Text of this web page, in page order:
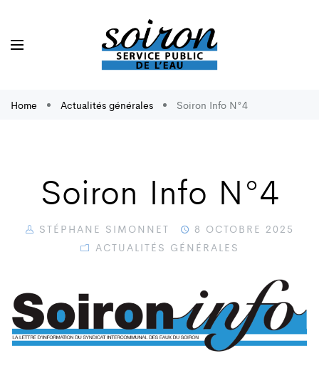
Home Actualités générales Soiron Info N°4
Soiron Info N°4
STÉPHANE SIMONNET
8 OCTOBRE 2025
ACTUALITÉS GÉNÉRALES